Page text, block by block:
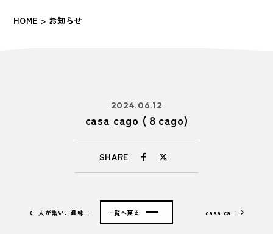
HOME > お知らせ
2024.06.12
casa cago (８cago)
SHARE
人が集い、趣味… casa ca…
一覧へ戻る